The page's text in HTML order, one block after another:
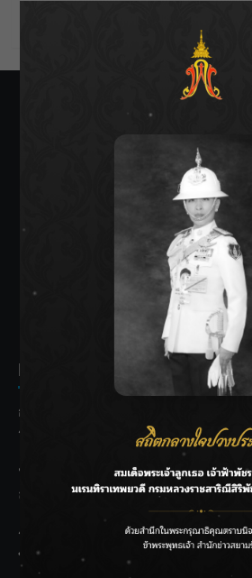
SIAMRATH
THE BEST
Recent Posts
กรมชลฯ รับฟังประชาชน ติดตามแก้ปัญห
ระบายน้ำศรีสองรักฯ
‘แมน การิน’ แชร์ความเชื่อชวนคิด! “อยา
ลาโลกนี้ ให้ใส่บาตรสิ่งนั้นไว้ตอนยังมีชีวิ
ราชเลขานุการในพระองค์ฯ ติดตามโครง
ทรายใต้ เสริมความมั่นคงน้ำเพชรบุรี